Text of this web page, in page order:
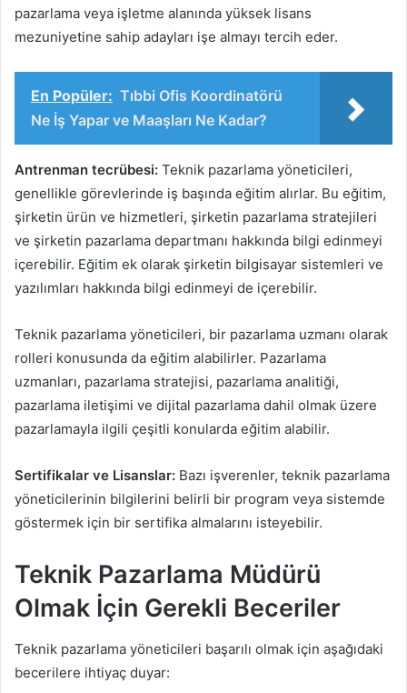
pazarlama veya işletme alanında yüksek lisans
mezuniyetine sahip adayları işe almayı tercih eder.
En Popüler: Tıbbi Ofis Koordinatörü
Ne İş Yapar ve Maaşları Ne Kadar?
Antrenman tecrübesi: Teknik pazarlama yöneticileri,
genellikle görevlerinde iş başında eğitim alırlar. Bu eğitim,
şirketin ürün ve hizmetleri, şirketin pazarlama stratejileri
ve şirketin pazarlama departmanı hakkında bilgi edinmeyi
içerebilir. Eğitim ek olarak şirketin bilgisayar sistemleri ve
yazılımları hakkında bilgi edinmeyi de içerebilir.
Teknik pazarlama yöneticileri, bir pazarlama uzmanı olarak
rolleri konusunda da eğitim alabilirler. Pazarlama
uzmanları, pazarlama stratejisi, pazarlama analitiği,
pazarlama iletişimi ve dijital pazarlama dahil olmak üzere
pazarlamayla ilgili çeşitli konularda eğitim alabilir.
Sertifikalar ve Lisanslar: Bazı işverenler, teknik pazarlama
yöneticilerinin bilgilerini belirli bir program veya sistemde
göstermek için bir sertifika almalarını isteyebilir.
Teknik Pazarlama Müdürü
Olmak İçin Gerekli Beceriler
Teknik pazarlama yöneticileri başarılı olmak için aşağıdaki
becerilere ihtiyaç duyar: